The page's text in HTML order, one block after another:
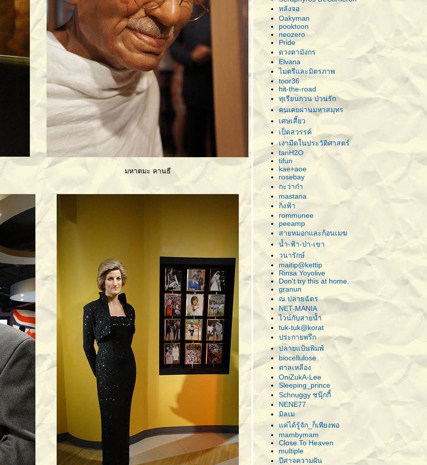
มหาตมะ คานธี
หลังจอ
Oakyman
pooktoon
neozero
Pride
ดวงตามังกร
Elvana
ไมตรีและมิตรภาพ
toor36
hit-the-road
ทุเรียนกวน ป่วนรัก
คนเคยผ่านมหาสมุทร
เศษเสี้ยว
เป็ดสวรรค์
เงามืดในประวัติศาสตร์
tanH2O
tifun
kae+aoe
rosebay
กะว่าก๋า
mastana
กิ่งฟ้า
rommunee
peeamp
สายหมอกและก้อนเมฆ
น้ำ-ฟ้า-ป่า-เขา
วนารักษ์
maitip@kettip
Rinsa Yoyolive
Don't try this at home.
granun
ณ ปลายฉัตร
NET-MANIA
ไวน์กับสายน้ำ
tuk-tuk@korat
ประกายพรึก
ปลายแป้นพิมพ์
biocellulose
ตาลเหลือง
OniZukA-Lee
Sleeping_prince
Schnuggy ชนุ๊กกี้
NENE77
มิลเม
ค่ได้รู้จัก_ก็เพียงพอ
mambymam
Close To Heaven
multiple
ปีศาจความฝัน